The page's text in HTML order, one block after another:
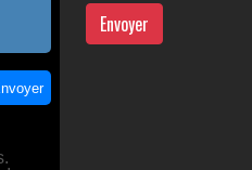
Envoyer